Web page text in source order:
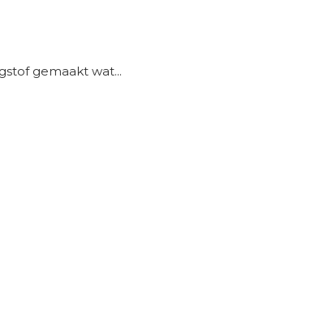
gemaakt wat...